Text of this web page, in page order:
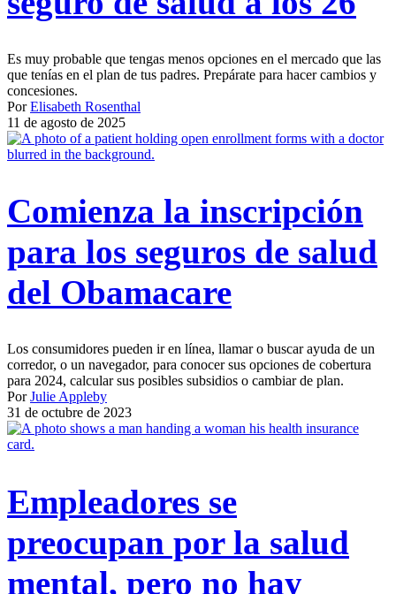
Es muy probable que tengas menos opciones en el mercado que las
que tenías en el plan de tus padres. Prepárate para hacer cambios y
concesiones.
PorElisabeth Rosenthal
11 de agosto de 2025
Comienza la inscripción
para los seguros de salud
del Obamacare
Los consumidores pueden ir en línea, llamar o buscar ayuda de un
corredor, o un navegador, para conocer sus opciones de cobertura
para 2024, calcular sus posibles subsidios o cambiar de plan.
PorJulie Appleby
31 de octubre de 2023
Empleadores se
preocupan por la salud
mental, pero no hay